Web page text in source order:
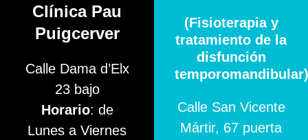
Clínica Pau
Puigcerver
Calle Dama d’Elx
23 bajo
Horario: de
Lunes a Viernes
(Fisioterapia y
tratamiento de la
disfunción
temporomandibular)
Calle San Vicente
Mártir, 67 puerta